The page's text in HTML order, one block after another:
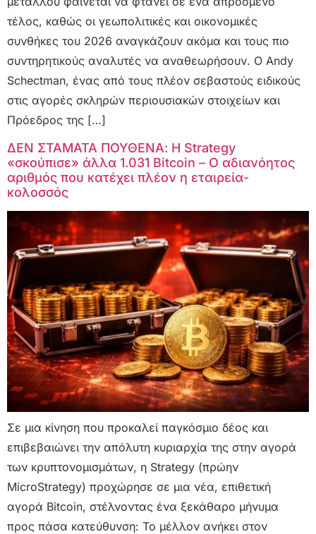
τέλος, καθώς οι γεωπολιτικές και οικονομικές
συνθήκες του 2026 αναγκάζουν ακόμα και τους πιο
συντηρητικούς αναλυτές να αναθεωρήσουν. Ο Andy
Schectman, ένας από τους πλέον σεβαστούς ειδικούς
στις αγορές σκληρών περιουσιακών στοιχείων και
Πρόεδρος της […]
ΔΕΝ ΣΤΑΜΑΤΑ ΠΟΥΘΕΝΑ: Η Strategy
«σκούπισε» άλλα 1.031 Bitcoin – Ο αδιανόητος
αριθμός που κατέχει πλέον η εταιρεία-
κολοσσός
Σε μια κίνηση που προκαλεί παγκόσμιο δέος και
επιβεβαιώνει την απόλυτη κυριαρχία της στην αγορά
των κρυπτονομισμάτων, η Strategy (πρώην
MicroStrategy) προχώρησε σε μια νέα, επιθετική
αγορά Bitcoin, στέλνοντας ένα ξεκάθαρο μήνυμα
προς πάσα κατεύθυνση: Το μέλλον ανήκει στον